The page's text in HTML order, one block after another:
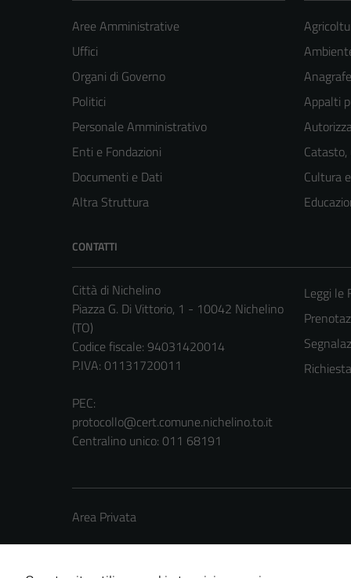
Aree Amministrative
Uffici
Organi di Governo
Politici
Personale Amministrativo
Enti e Fondazioni
Documenti e Dati
Altra Struttura
Appalti
Catasto,
Cultura
CONTATTI
Città di Nichelino
Piazza G. Di Vittorio, 1 - 10042 Nichelino
(TO)
Codice fiscale: 94031420014
P.IVA: 01131720011
PEC:
protocollo@cert.comune.nichelino.to.it
Centralino unico: 011 68191
Leggi le
Area Privata